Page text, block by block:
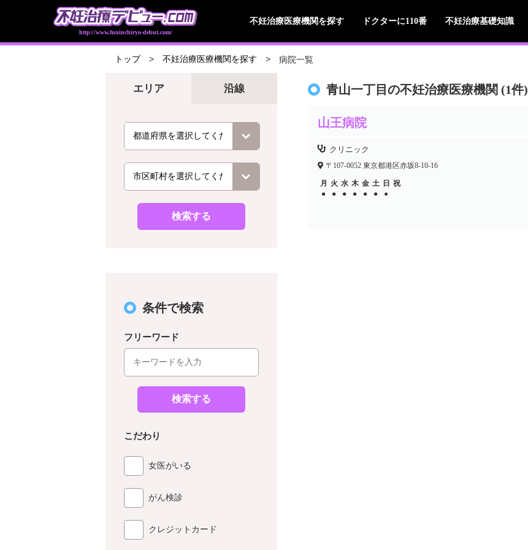
http://www.funinchiryo-debut.com/
不妊治療医療機関を探す ドクターに110番 不妊治療基礎知識
トップ 不妊治療医療機関を探す 病院一覧
エリア
検索する
沿線
条件で検索
フリーワード
検索する
こだわり
女医がいる
がん検診
クレジットカード
青山一丁目の不妊治療医療機関 (1件)
山王病院
クリニック
〒107-0052 東京都港区赤坂8-10-16
月 火 水 木 金 土 日 祝
●
● ● ● ● ● ●
● ● ● ● ● ●